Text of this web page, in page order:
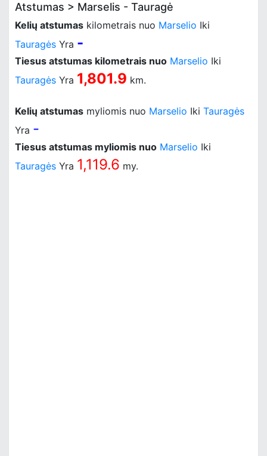
Atstumas > Marselis - Tauragė
Kelių atstumas kilometrais nuo Marselio Iki
Tauragės Yra -
Tiesus atstumas kilometrais nuo Marselio Iki
Tauragės Yra 1,801.9 km.
Kelių atstumas myliomis nuo Marselio Iki Tauragės
Yra -
Tiesus atstumas myliomis nuo Marselio Iki
Tauragės Yra 1,119.6 my.